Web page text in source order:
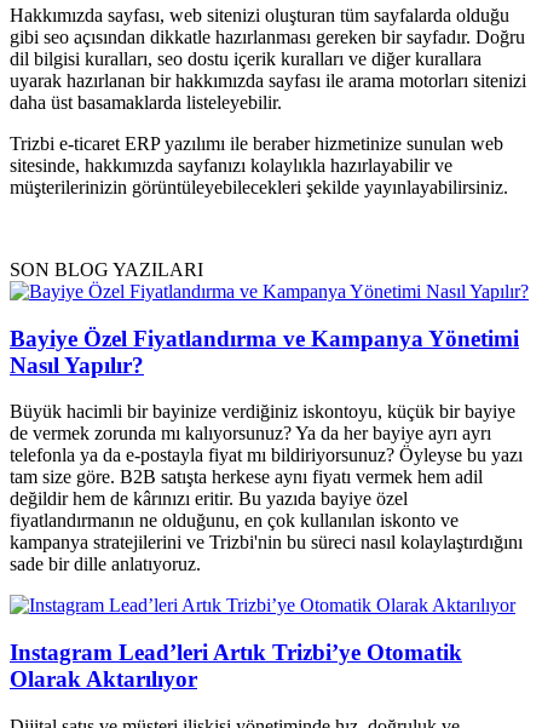
Hakkımızda sayfası, web sitenizi oluşturan tüm sayfalarda olduğu
gibi seo açısından dikkatle hazırlanması gereken bir sayfadır. Doğru
dil bilgisi kuralları, seo dostu içerik kuralları ve diğer kurallara
uyarak hazırlanan bir hakkımızda sayfası ile arama motorları sitenizi
daha üst basamaklarda listeleyebilir.
Trizbi e-ticaret ERP yazılımı ile beraber hizmetinize sunulan web
sitesinde, hakkımızda sayfanızı kolaylıkla hazırlayabilir ve
müşterilerinizin görüntüleyebilecekleri şekilde yayınlayabilirsiniz.
SON BLOG YAZILARI
Bayiye Özel Fiyatlandırma ve Kampanya Yönetimi
Nasıl Yapılır?
Büyük hacimli bir bayinize verdiğiniz iskontoyu, küçük bir bayiye
de vermek zorunda mı kalıyorsunuz? Ya da her bayiye ayrı ayrı
telefonla ya da e-postayla fiyat mı bildiriyorsunuz? Öyleyse bu yazı
tam size göre. B2B satışta herkese aynı fiyatı vermek hem adil
değildir hem de kârınızı eritir. Bu yazıda bayiye özel
fiyatlandırmanın ne olduğunu, en çok kullanılan iskonto ve
kampanya stratejilerini ve Trizbi'nin bu süreci nasıl kolaylaştırdığını
sade bir dille anlatıyoruz.
Instagram Lead’leri Artık Trizbi’ye Otomatik
Olarak Aktarılıyor